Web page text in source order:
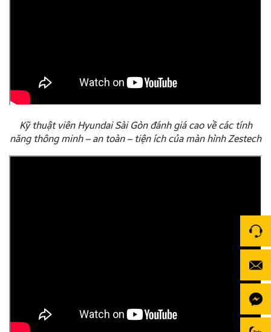
Kỹ thuật viên Hyundai Sài Gòn đánh giá cao về các tính
năng thông minh – an toàn – tiện ích của màn hình Zestech